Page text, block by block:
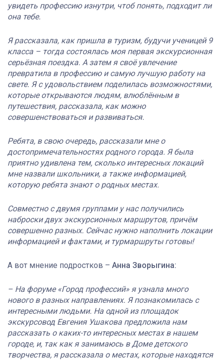
увидеть профессию изнутри, чтоб понять, подходит ли
она тебе.
Я рассказала, как пришла в туризм, будучи ученицей 9
класса – тогда состоялась моя первая экскурсионная
серьёзная поездка. А затем я своё увлечение
превратила в профессию и самую лучшую работу на
свете. Я с удовольствием поделилась возможностями,
которые открываются людям, влюблённым в
путешествия, рассказала, как можно
совершенствоваться и развиваться.
Ребята, в свою очередь, рассказали мне о
достопримечательностях родного города. Я была
приятно удивлена тем, сколько интересных локаций
мне назвали школьники, а также информацией,
которую ребята знают о родных местах.
Совместно с двумя группами у нас получились
наброски двух экскурсионных маршрутов, причём
совершенно разных. Сейчас нужно наполнить локации
информацией и фактами, и турмаршруты готовы!
А вот мнение подростков – Анна Зворыгина:
– На форуме «Город профессий» я узнала много
нового в разных направлениях. Я познакомилась с
интересными людьми. На одной из площадок
экскурсовод Евгения Ушакова предложила нам
рассказать о каких-то интересных местах в нашем
городе, и, так как я занимаюсь в Доме детского
творчества, я рассказала о местах, которые находятся